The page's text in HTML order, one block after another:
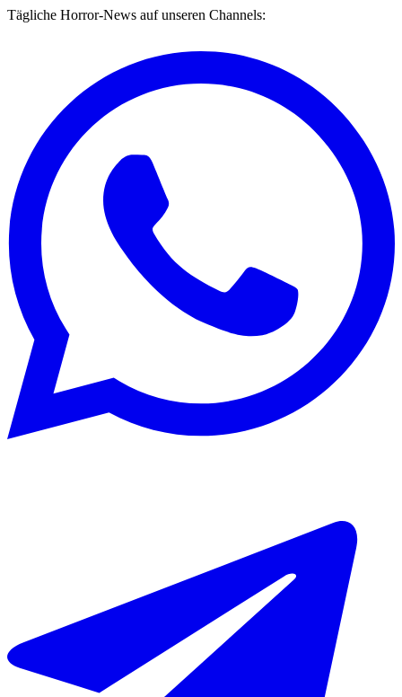
Tägliche Horror-News auf unseren Channels: